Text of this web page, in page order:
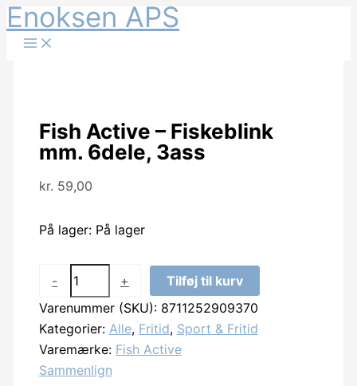
Gå
Enoksen APS
Fish Active – Fiskeblink
mm. 6dele, 3ass
kr. 59,00
På lager: På lager
-
Active
-
Fiskeblink
mm.
6dele,
+
Tilføj til kurv
Varenummer (SKU): 8711252909370
Kategorier: Alle, Fritid, Sport & Fritid
Varemærke: Fish Active
Sammenlign